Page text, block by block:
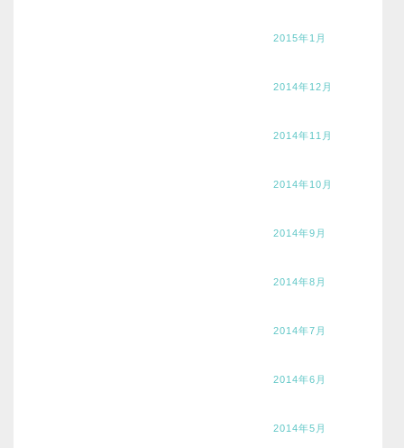
2015年1月
2014年12月
2014年11月
2014年10月
2014年9月
2014年8月
2014年7月
2014年6月
2014年5月